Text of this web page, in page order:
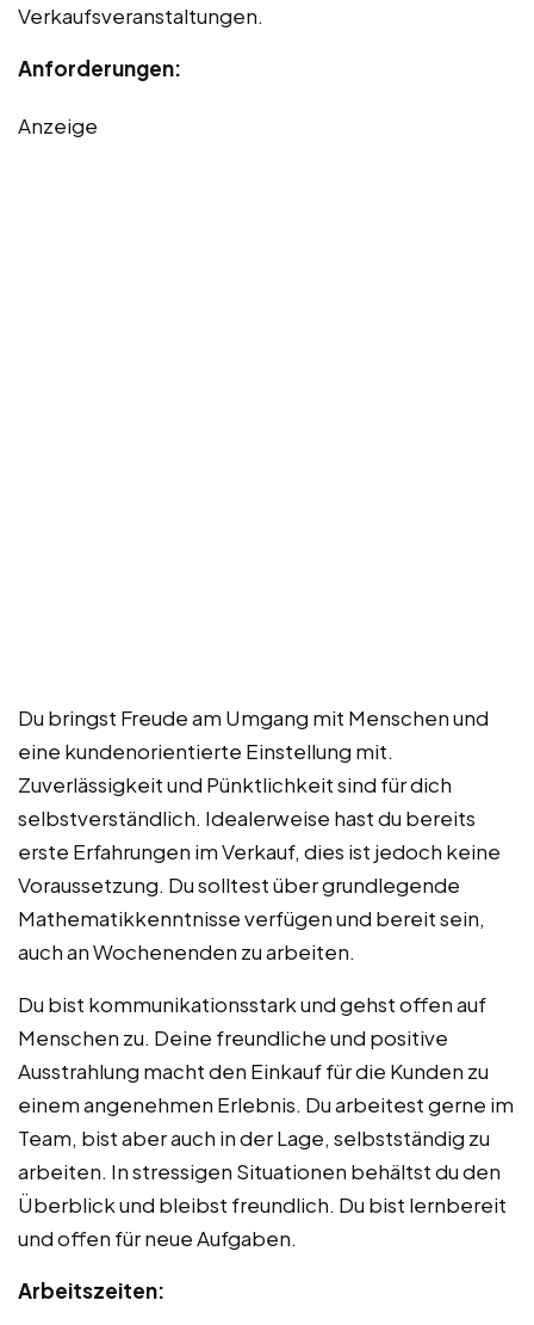
Verkaufsveranstaltungen.
Anforderungen:
Anzeige
Du bringst Freude am Umgang mit Menschen und
eine kundenorientierte Einstellung mit.
Zuverlässigkeit und Pünktlichkeit sind für dich
selbstverständlich. Idealerweise hast du bereits
erste Erfahrungen im Verkauf, dies ist jedoch keine
Voraussetzung. Du solltest über grundlegende
Mathematikkenntnisse verfügen und bereit sein,
auch an Wochenenden zu arbeiten.
Du bist kommunikationsstark und gehst offen auf
Menschen zu. Deine freundliche und positive
Ausstrahlung macht den Einkauf für die Kunden zu
einem angenehmen Erlebnis. Du arbeitest gerne im
Team, bist aber auch in der Lage, selbstständig zu
arbeiten. In stressigen Situationen behältst du den
Überblick und bleibst freundlich. Du bist lernbereit
und offen für neue Aufgaben.
Arbeitszeiten: